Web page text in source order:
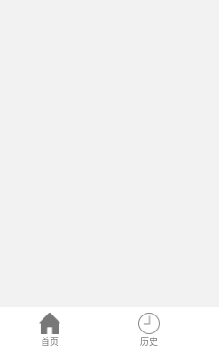
首页 历史